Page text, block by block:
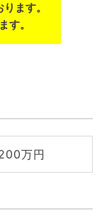
ます。
す。
万円